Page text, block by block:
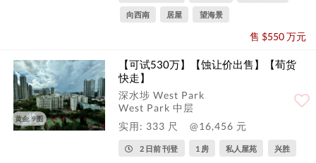
向西南 居屋 望海景
售 $550 万元
黄金, 9图
【可试530万】【蚀让价出售】【荀货
快走】
深水埗 West Park
West Park 中层
实用: 333 尺
@16,456 元
2 日前 刊登 1 房 私人屋苑 兴胜